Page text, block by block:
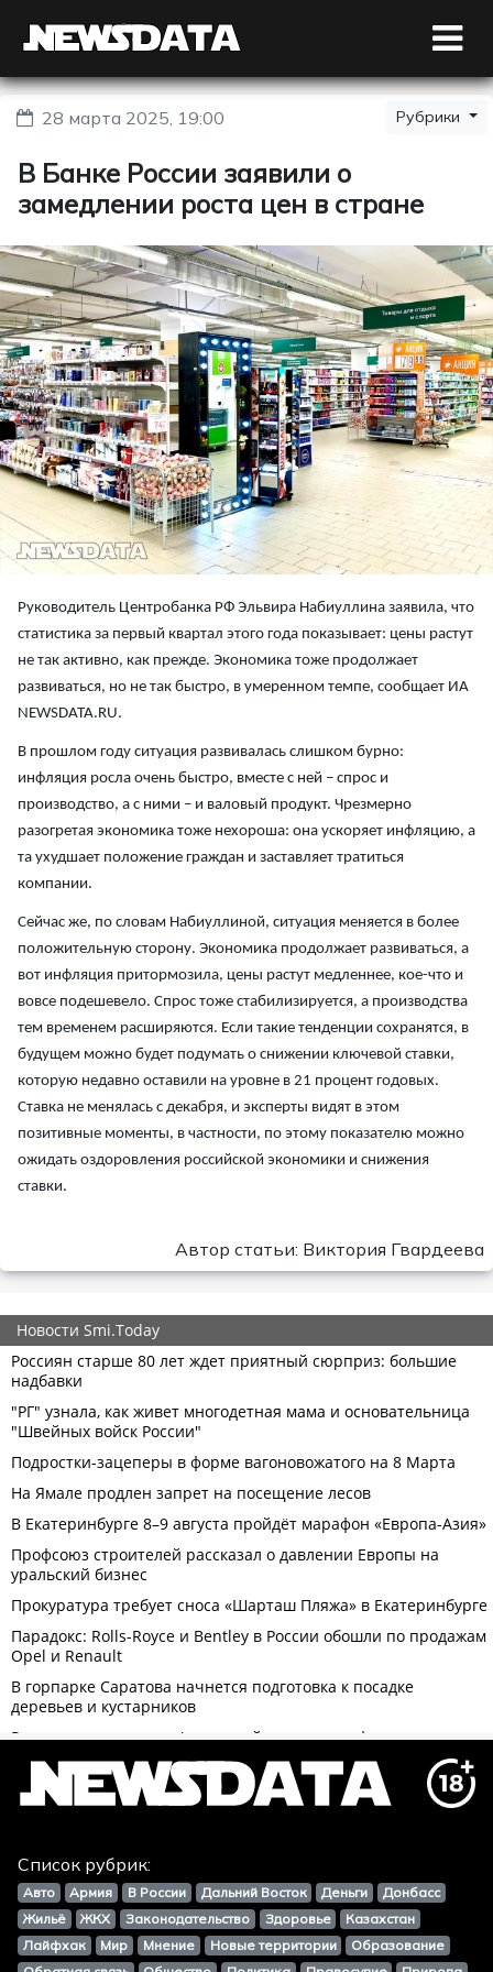
28 марта 2025, 19:00 Рубрики
В Банке России заявили о
замедлении роста цен в стране
Руководитель Центробанка РФ Эльвира Набиуллина заявила, что
статистика за первый квартал этого года показывает: цены растут
не так активно, как прежде. Экономика тоже продолжает
развиваться, но не так быстро, в умеренном темпе, сообщает ИА
NEWSDATA.RU.
В прошлом году ситуация развивалась слишком бурно:
инфляция росла очень быстро, вместе с ней – спрос и
производство, а с ними – и валовый продукт. Чрезмерно
разогретая экономика тоже нехороша: она ускоряет инфляцию, а
та ухудшает положение граждан и заставляет тратиться
компании.
Сейчас же, по словам Набиуллиной, ситуация меняется в более
положительную сторону. Экономика продолжает развиваться, а
вот инфляция притормозила, цены растут медленнее, кое-что и
вовсе подешевело. Спрос тоже стабилизируется, а производства
тем временем расширяются. Если такие тенденции сохранятся, в
будущем можно будет подумать о снижении ключевой ставки,
которую недавно оставили на уровне в 21 процент годовых.
Ставка не менялась с декабря, и эксперты видят в этом
позитивные моменты, в частности, по этому показателю можно
ожидать оздоровления российской экономики и снижения
ставки.
Автор статьи: Виктория Гвардеева
Список рубрик:
Авто Армия В России Дальний Восток Деньги
Донбасс
Жильё
ЖКХ Законодательство Здоровье
Казахстан
Лайфхак
Мир Мнение Новые территории
Образование